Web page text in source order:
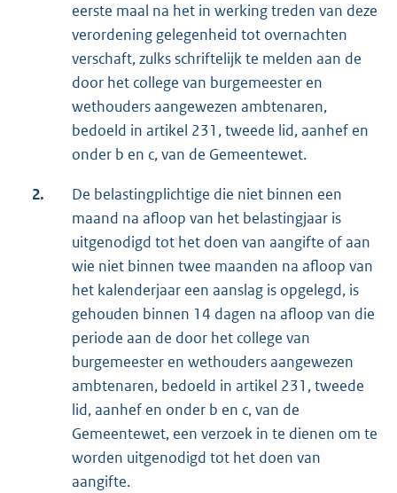
eerste maal na het in werking treden van deze
verordening gelegenheid tot overnachten
verschaft, zulks schriftelijk te melden aan de
door het college van burgemeester en
wethouders aangewezen ambtenaren,
bedoeld in artikel 231, tweede lid, aanhef en
onder b en c, van de Gemeentewet.
2.
De belastingplichtige die niet binnen een
maand na afloop van het belastingjaar is
uitgenodigd tot het doen van aangifte of aan
wie niet binnen twee maanden na afloop van
het kalenderjaar een aanslag is opgelegd, is
gehouden binnen 14 dagen na afloop van die
periode aan de door het college van
burgemeester en wethouders aangewezen
ambtenaren, bedoeld in artikel 231, tweede
lid, aanhef en onder b en c, van de
Gemeentewet, een verzoek in te dienen om te
worden uitgenodigd tot het doen van
aangifte.